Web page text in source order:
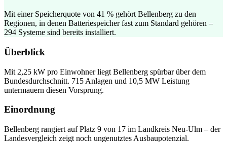
Mit einer Speicherquote von 41 % gehört Bellenberg zu den
Regionen, in denen Batteriespeicher fast zum Standard gehören –
294 Systeme sind bereits installiert.
Überblick
Mit 2,25 kW pro Einwohner liegt Bellenberg spürbar über dem
Bundesdurchschnitt. 715 Anlagen und 10,5 MW Leistung
untermauern diesen Vorsprung.
Einordnung
Bellenberg rangiert auf Platz 9 von 17 im Landkreis Neu-Ulm – der
Landesvergleich zeigt noch ungenutztes Ausbaupotenzial.